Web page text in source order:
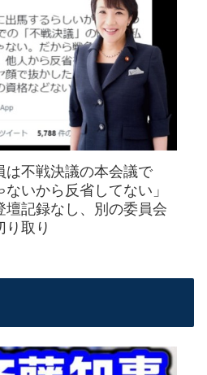
は不戦決議の本会議で
ないから反省してない」
記録なし、別の委員会
り取り